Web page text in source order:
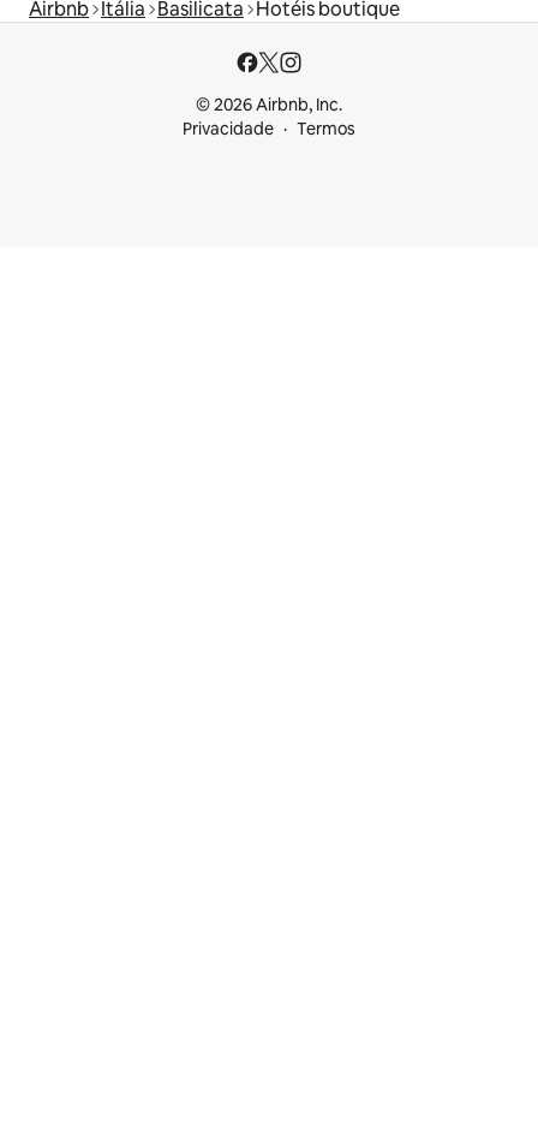
Airbnb Itália Basilicata Hotéis boutique
© 2026 Airbnb, Inc.
Privacidade
Termos